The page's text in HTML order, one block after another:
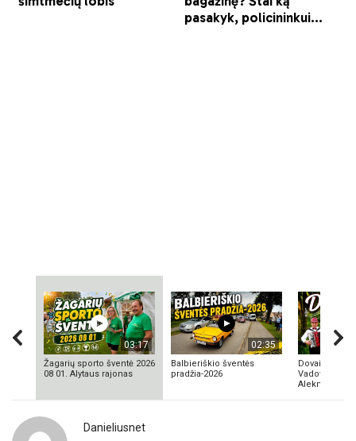
03:17
Žagarių sporto šventė 2026
08 01. Alytaus rajonas
02:35
Balbieriškio šventės
pradžia-2026
Dovainonių
Vadovas
Aleknavičius
Danieliusnet